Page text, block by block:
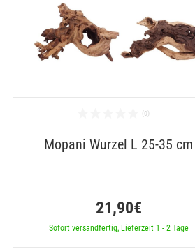
Mopani Wurzel L 25-35 cm
21,90€
Sofort versandfertig, Lieferzeit 1 - 2 Tage